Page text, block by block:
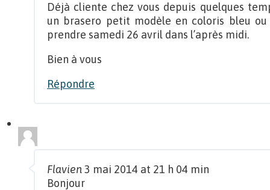
Déjà cliente chez vous depuis quelques
un brasero petit modèle en coloris bleu ou
prendre samedi 26 avril dans l’après midi.
Bien à vous
Répondre
Flavien3 mai 2014 at 21 h 04 min
Bonjour